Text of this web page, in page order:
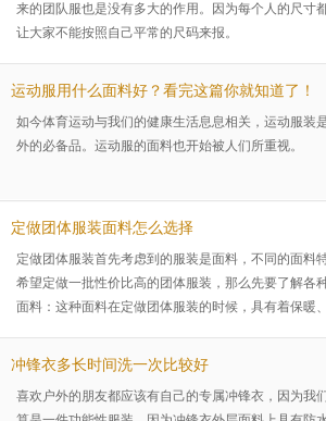
来的团队服也是没有多大的作用。因为每个人的尺寸
让大家不能按照自己平常的尺码来报。
运动服用什么面料好？看完这篇你就知道了！
如今体育运动与我们的健康生活息息相关，运动服装
外的必备品。运动服的面料也开始被人们所重视。
定做团体服装面料怎么选择
定做团体服装首先考虑到的服装是面料，不同的面料
希望定做一批性价比高的团体服装，那么先要了解各
面料：这种面料在定做团体服装的时候，具有着保暖
简单来说就是纯棉的升级版，不同的是不易起球。所
细。不仅保持了纯棉的优点，而且还有独特的特点，
冲锋衣多长时间洗一次比较好
喜欢户外的朋友都应该有自己的专属冲锋衣，因为我